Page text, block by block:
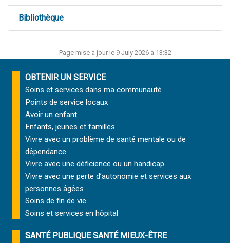
Bibliothèque
Page mise à jour le 9 July 2026 à 13:32
OBTENIR UN SERVICE
Soins et services dans ma communauté
Points de service locaux
Avoir un enfant
Enfants, jeunes et familles
Vivre avec un problème de santé mentale ou de
dépendance
Vivre avec une déficience ou un handicap
Vivre avec une perte d’autonomie et services aux
personnes âgées
Soins de fin de vie
Soins et services en hôpital
SANTÉ PUBLIQUE SANTÉ MIEUX-ÊTRE